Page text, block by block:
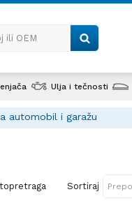
ili OEM
Ulja i tečnosti
automobil i garažu
Sortiraj